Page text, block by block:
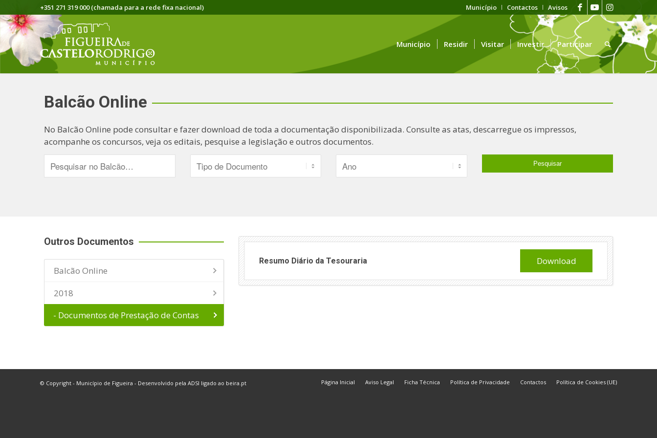
Município Contactos Avisos
+351 271 319 000 (chamada para a rede fixa nacional)
Município Residir Visitar Investir Participar
Balcão Online
No Balcão Online pode consultar e fazer download de toda a documentação disponibilizada. Consulte as atas, descarregue os impressos,
acompanhe os concursos, veja os editais, pesquise a legislação e outros documentos.
Outros Documentos
Balcão Online
2018
- Documentos de Prestação de Contas
Resumo Diário da Tesouraria Download
© Copyright - Município de Figueira - Desenvolvido pela ADSI ligado ao beira.pt Página Inicial Aviso Legal Ficha Técnica Política de Privacidade Contactos Política de Cookies (UE)